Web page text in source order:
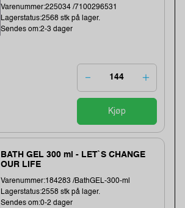
Varenummer:225034 /7100296531
Lagerstatus:2568 stk på lager.
Sendes om:2-3 dager
Kjøp
BATH GEL 300 ml - LET`S CHANGE
OUR LIFE
Varenummer:184283 /BathGEL-300-ml
Lagerstatus:2558 stk på lager.
Sendes om:0-2 dager